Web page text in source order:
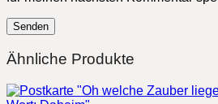
Ähnliche Produkte